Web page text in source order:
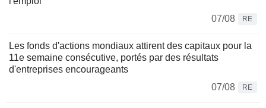
07/08
RE
Les fonds d'actions mondiaux attirent des capitaux pour la
11e semaine consécutive, portés par des résultats
d'entreprises encourageants
07/08
RE